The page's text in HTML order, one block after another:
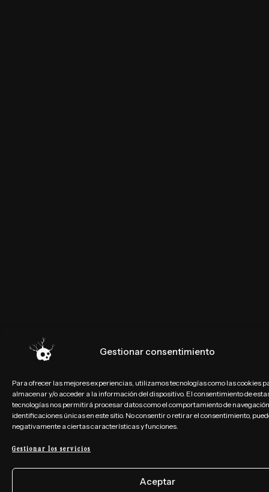
Gestionar consentimiento
Para ofrecer las mejores experiencias, utilizamos tecnologías como las cookies
almacenar y/o acceder a la información del dispositivo. El consentimiento de
tecnologías nos permitirá procesar datos como el comportamiento de
identificaciones únicas en este sitio. No consentir o retirar el consentimiento,
negativamente a ciertas características y funciones.
Gestionar los servicios
Aceptar